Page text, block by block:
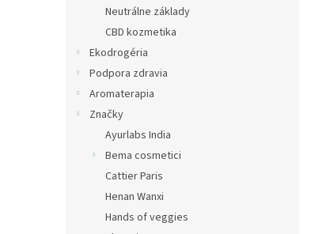
Neutrálne základy
CBD kozmetika
Ekodrogéria
Podpora zdravia
Aromaterapia
Značky
Ayurlabs India
Bema cosmetici
Cattier Paris
Henan Wanxi
Hands of veggies